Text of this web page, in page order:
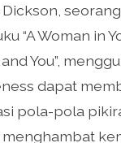
“A Woman in
You”,
dapat
pola-pola